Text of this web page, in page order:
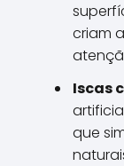
criam
Iscas
que